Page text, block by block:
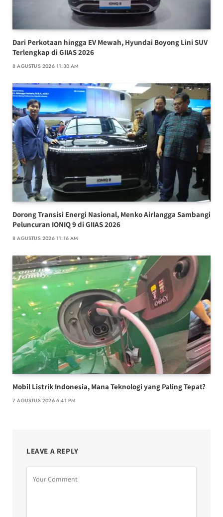
Dari Perkotaan hingga EV Mewah, Hyundai Boyong Lini SUV
Terlengkap di GIIAS 2026
8 AGUSTUS 2026 11:30 AM
Dorong Transisi Energi Nasional, Menko Airlangga Sambangi
Peluncuran IONIQ 9 di GIIAS 2026
8 AGUSTUS 2026 11:16 AM
Mobil Listrik Indonesia, Mana Teknologi yang Paling Tepat?
7 AGUSTUS 2026 6:41 PM
LEAVE A REPLY